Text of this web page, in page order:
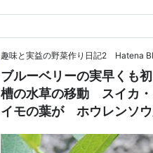
趣味と実益の野菜作り日記2 Hatena
ブルーベリーの実早く
槽の水草の移動 スイカ
イモの葉が ホウレンソ